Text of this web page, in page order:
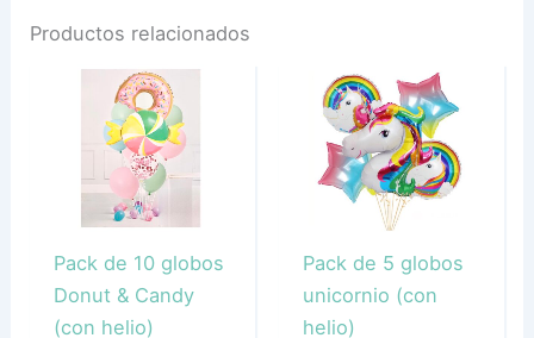
Productos relacionados
Pack de 10 globos
Donut & Candy
(con helio)
Pack de 5 globos
unicornio (con
helio)